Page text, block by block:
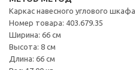
Каркас навесного углового шкафа
Номер товара: 403.679.35
Ширина: 66 см
Высота: 8 см
Длина: 66 см